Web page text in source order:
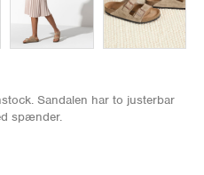
Sandalen har to justerbar
spænder.